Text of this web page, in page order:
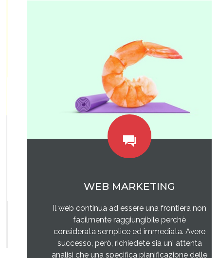
WEB MARKETING
Il web continua ad essere una frontiera non
facilmente raggiungibile perchè
considerata semplice ed immediata. Avere
successo, però, richiedete sia un' attenta
analisi che una specifica pianificazione delle